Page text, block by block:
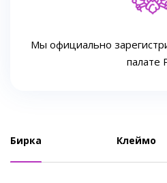
Мы официально
палате
Бирка Клеймо